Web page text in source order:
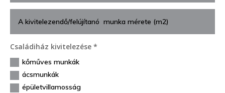
Családiház kivitelezése *
kőműves munkák
ácsmunkák
épületvillamosság